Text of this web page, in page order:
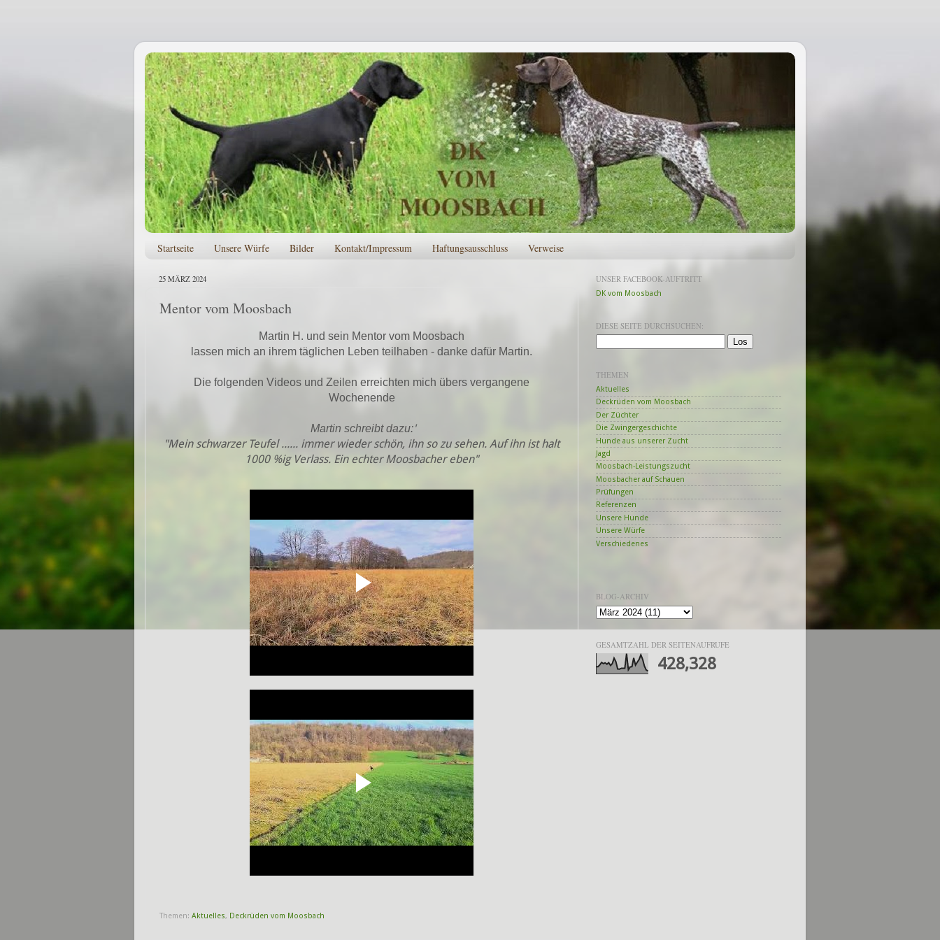
Startseite Unsere Würfe Bilder Kontakt/Impressum Haftungsausschluss Verweise
25 MÄRZ 2024
Mentor vom Moosbach
Martin H. und sein Mentor vom Moosbach
lassen mich an ihrem täglichen Leben teilhaben - danke dafür Martin.
Die folgenden Videos und Zeilen erreichten mich übers vergangene
Wochenende
Martin schreibt dazu:'
"Mein schwarzer Teufel ...... immer wieder schön, ihn so zu sehen. Auf ihn ist halt
1000 %ig Verlass. Ein echter Moosbacher eben"
Themen: Aktuelles, Deckrüden vom Moosbach
UNSER FACEBOOK-AUFTRITT
DK vom Moosbach
DIESE SEITE DURCHSUCHEN:
THEMEN
Aktuelles
Deckrüden vom Moosbach
Der Züchter
Die Zwingergeschichte
Hunde aus unserer Zucht
Jagd
Moosbach-Leistungszucht
Moosbacher auf Schauen
Prüfungen
Referenzen
Unsere Hunde
Unsere Würfe
Verschiedenes
BLOG-ARCHIV
GESAMTZAHL DER SEITENAUFRUFE
428,328